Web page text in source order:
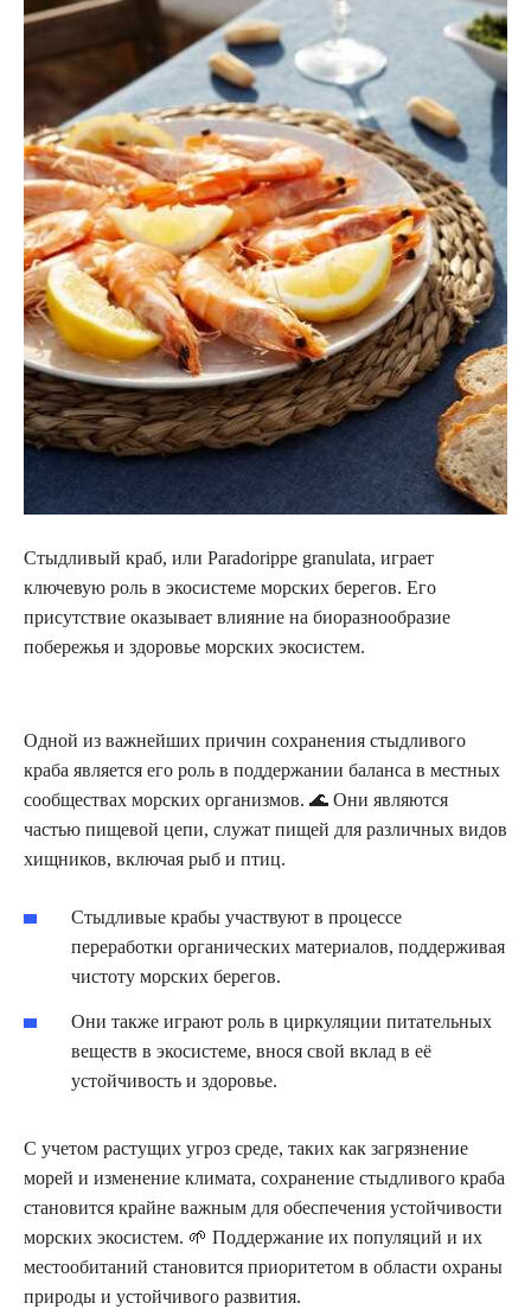
Стыдливый краб, или Paradorippe granulata, играет
ключевую роль в экосистеме морских берегов. Его
присутствие оказывает влияние на биоразнообразие
побережья и здоровье морских экосистем.
Одной из важнейших причин сохранения стыдливого
краба является его роль в поддержании баланса в местных
сообществах морских организмов. 🌊 Они являются
частью пищевой цепи, служат пищей для различных видов
хищников, включая рыб и птиц.
Стыдливые крабы участвуют в процессе
переработки органических материалов, поддерживая
чистоту морских берегов.
Они также играют роль в циркуляции питательных
веществ в экосистеме, внося свой вклад в её
устойчивость и здоровье.
С учетом растущих угроз среде, таких как загрязнение
морей и изменение климата, сохранение стыдливого краба
становится крайне важным для обеспечения устойчивости
морских экосистем. 🌱 Поддержание их популяций и их
местообитаний становится приоритетом в области охраны
природы и устойчивого развития.